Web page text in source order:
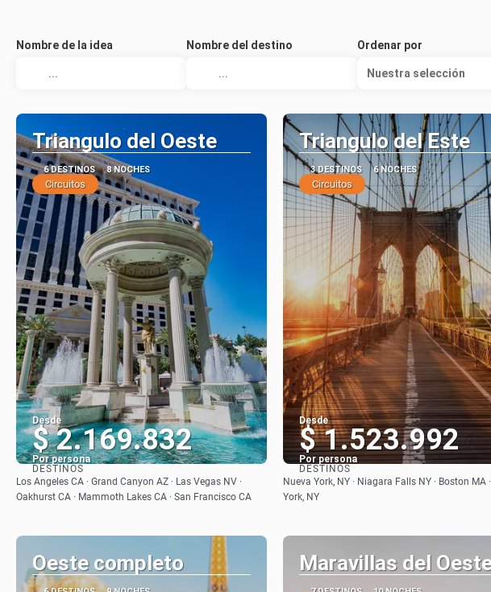
Nombre de la idea Nombre del destino Ordenar por
Nuestra selección
Triangulo del Oeste
6 DESTINOS 8 NOCHES
Circuitos
Desde
$ 2.169.832
Por persona
Ver
DESTINOS
Los Angeles CA · Grand Canyon AZ · Las Vegas NV ·
Oakhurst CA · Mammoth Lakes CA · San Francisco CA
Triangulo del Este
3 DESTINOS 6 NOCHES
Circuitos
Desde
$ 1.523.992
Por persona
Ver
DESTINOS
Nueva York, NY · Niagara Falls NY · Boston MA
York, NY
Oeste completo Maravillas del